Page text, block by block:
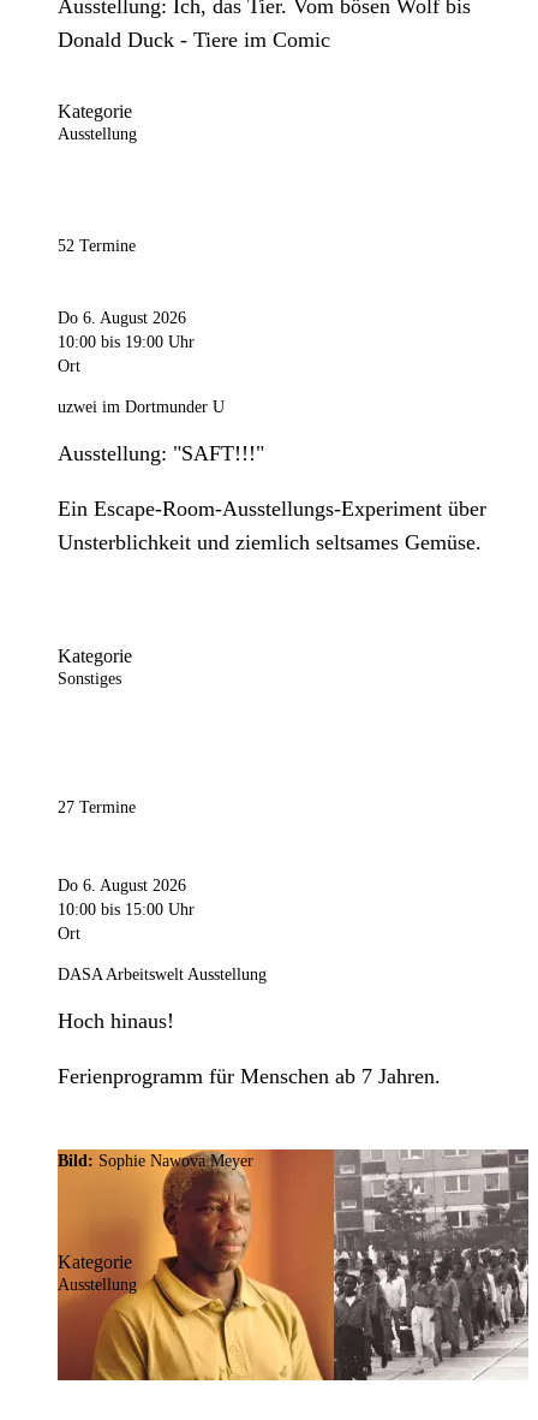
Ausstellung: Ich, das Tier. Vom bösen Wolf bis
Donald Duck - Tiere im Comic
Kategorie
Ausstellung
52 Termine
Do 6. August 2026
10:00 bis 19:00 Uhr
Ort
uzwei im Dortmunder U
Ausstellung: "SAFT!!!"
Ein Escape-Room-Ausstellungs-Experiment über
Unsterblichkeit und ziemlich seltsames Gemüse.
Kategorie
Sonstiges
27 Termine
Do 6. August 2026
10:00 bis 15:00 Uhr
Ort
DASA Arbeitswelt Ausstellung
Hoch hinaus!
Ferienprogramm für Menschen ab 7 Jahren.
Bild: Sophie Nawova Meyer
Kategorie
Ausstellung